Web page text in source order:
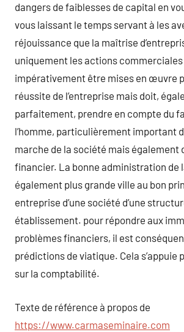
dangers de faiblesses de capital en
vous laissant le temps servant à les
réjouissance que la maîtrise
uniquement les actions
impérativement être mises en œuvre
réussite de l’entreprise mais doit,
parfaitement, prendre en compte du
l’homme, particulièrement important
marche de la société mais également
financier. La bonne administration de
également plus grande ville au bon
entreprise d’une société d’une
établissement. pour répondre aux
problèmes financiers, il est
prédictions de viatique. Cela
sur la comptabilité.
Texte de référence à propos de
https://www.carmaseminaire.com